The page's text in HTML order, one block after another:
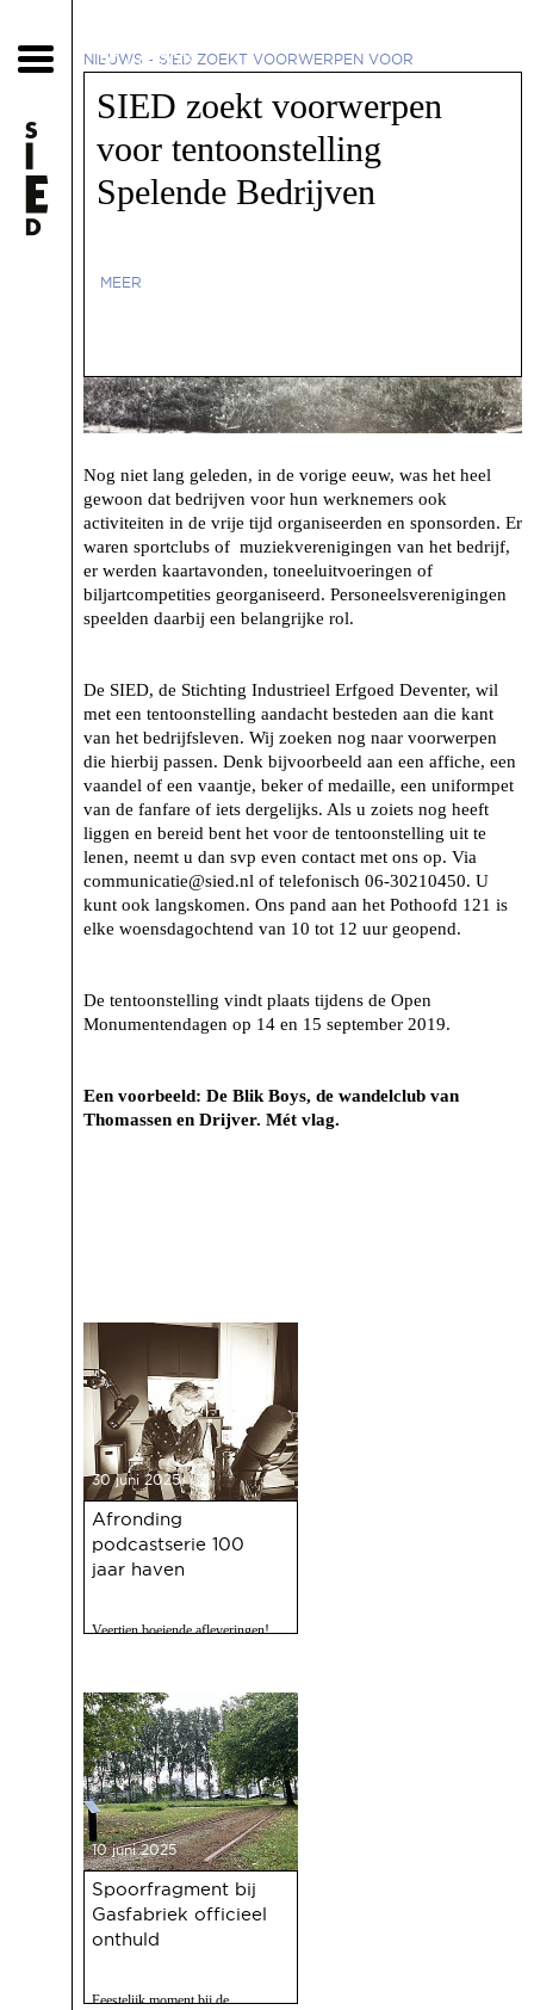
NIEUWS - SIED ZOEKT VOORWERPEN VOOR
30 juli 2019
SIED zoekt voorwerpen
voor tentoonstelling
Spelende Bedrijven
MEER
Nog niet lang geleden, in de vorige eeuw, was het heel
gewoon dat bedrijven voor hun werknemers ook
activiteiten in de vrije tijd organiseerden en sponsorden. Er
waren sportclubs of muziekverenigingen van het bedrijf,
er werden kaartavonden, toneeluitvoeringen of
biljartcompetities georganiseerd. Personeelsverenigingen
speelden daarbij een belangrijke rol.
De SIED, de Stichting Industrieel Erfgoed Deventer, wil
met een tentoonstelling aandacht besteden aan die kant
van het bedrijfsleven. Wij zoeken nog naar voorwerpen
die hierbij passen. Denk bijvoorbeeld aan een affiche, een
vaandel of een vaantje, beker of medaille, een uniformpet
van de fanfare of iets dergelijks. Als u zoiets nog heeft
liggen en bereid bent het voor de tentoonstelling uit te
lenen, neemt u dan svp even contact met ons op. Via
communicatie@sied.nl of telefonisch 06-30210450. U
kunt ook langskomen. Ons pand aan het Pothoofd 121 is
elke woensdagochtend van 10 tot 12 uur geopend.
De tentoonstelling vindt plaats tijdens de Open
Monumentendagen op 14 en 15 september 2019.
Een voorbeeld: De Blik Boys, de wandelclub van
Thomassen en Drijver. Mét vlag.
30 juni 2025
Afronding
podcastserie 100
jaar haven
Veertien boeiende afleveringen!
10 juni 2025
Spoorfragment bij
Gasfabriek officieel
onthuld
Feestelijk moment bij de